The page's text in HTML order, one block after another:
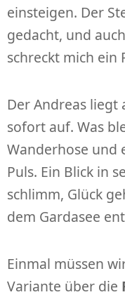
einsteigen. Der
gedacht, und
schreckt mich
Der Andreas liegt
sofort auf. Was
Wanderhose und
Puls. Ein Blick in
schlimm, Glück
dem Gardasee
Einmal müssen
Variante über die